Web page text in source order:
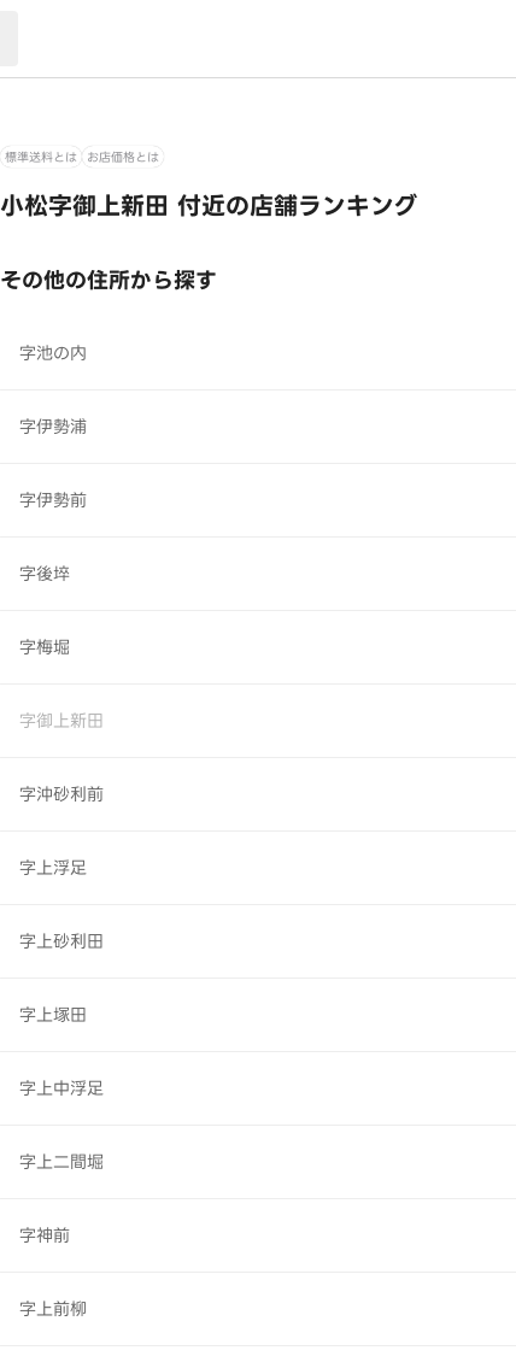
標準送料とは お店価格とは
小松字御上新田 付近の店舗ランキング
その他の住所から探す
字池の内
字伊勢浦
字伊勢前
字後埣
字梅堀
字御上新田
字沖砂利前
字上浮足
字上砂利田
字上塚田
字上中浮足
字上二間堀
字神前
字上前柳